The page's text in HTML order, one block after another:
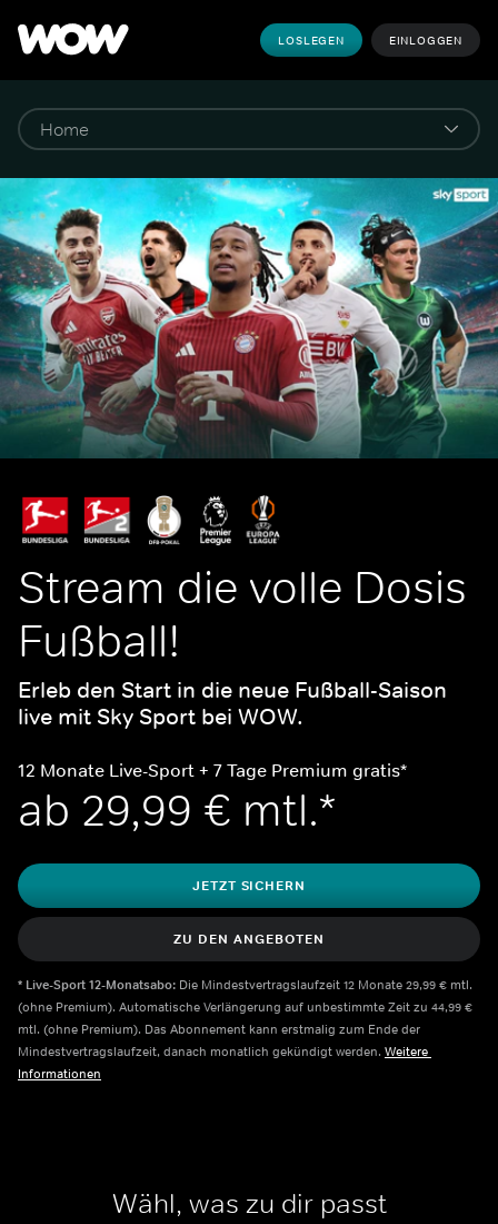
LOSLEGEN EINLOGGEN
Stream die volle Dosis
Fußball!
Erleb den Start in die neue Fußball-Saison
live mit Sky Sport bei WOW.
12 Mo﻿nate Live-Sport + 7 Tage Premium gratis*
ab 29,99 € mtl.*
JETZT SICHERN
ZU DEN ANGEBOTEN
* Live-Sport 12-Monatsabo: Die Mindestvertragslaufzeit 12 Monate 29,99 € mtl.
(ohne Premium). Automatische Verlängerung auf unbestimmte Zeit zu 44,99 €
mtl. (ohne Premium). Das Abonnement kann erstmalig zum Ende der
Mindestvertragslaufzeit, danach monatlich gekündigt werden. Weitere
Informationen
Wähl, was zu dir passt